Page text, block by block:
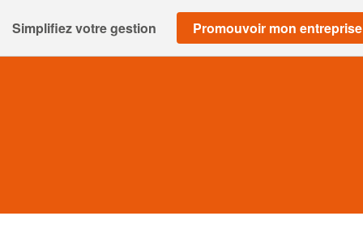
Simplifiez votre gestion Promouvoir mon entreprise